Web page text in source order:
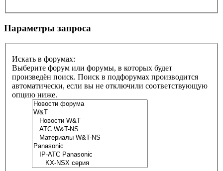
Параметры запроса
Искать в форумах:
Выберите форум или форумы, в которых будет
произведён поиск. Поиск в подфорумах производится
автоматически, если вы не отключили соответствующую
опцию ниже.